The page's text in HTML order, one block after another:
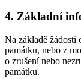
4. Základní
Na základě žádosti
památku, nebo z
o zrušení nebo
památku.